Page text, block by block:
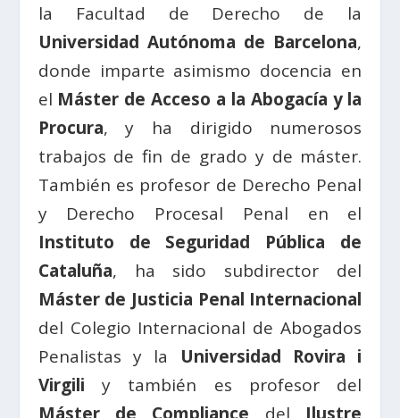
la Facultad de Derecho de la
Universidad Autónoma de Barcelona,
donde imparte asimismo docencia en
el Máster de Acceso a la Abogacía y la
Procura, y ha dirigido numerosos
trabajos de fin de grado y de máster.
También es profesor de Derecho Penal
y Derecho Procesal Penal en el
Instituto de Seguridad Pública de
Cataluña, ha sido subdirector del
Máster de Justicia Penal Internacional
del Colegio Internacional de Abogados
Penalistas y la Universidad Rovira i
Virgili y también es profesor del
Máster de Compliance del Ilustre